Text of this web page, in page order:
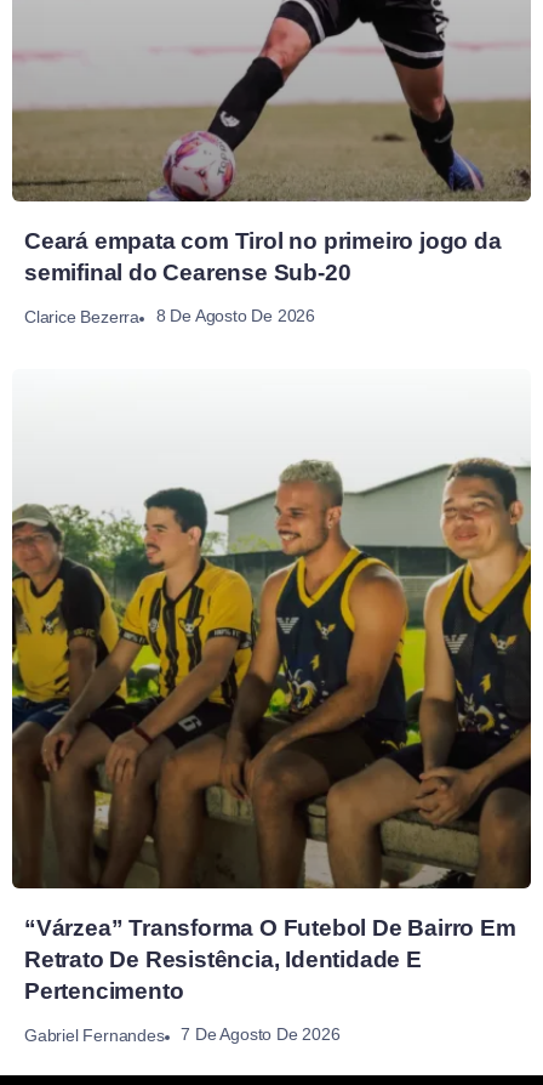
Ceará empata com Tirol no primeiro jogo da
semifinal do Cearense Sub-20
Clarice Bezerra 8 De Agosto De 2026
“Várzea” Transforma O Futebol De Bairro Em
Retrato De Resistência, Identidade E
Pertencimento
Gabriel Fernandes 7 De Agosto De 2026